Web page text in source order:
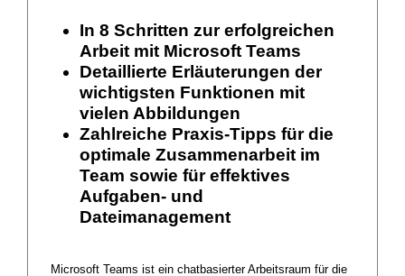
In 8 Schritten zur erfolgreichen
Arbeit mit Microsoft Teams
Detaillierte Erläuterungen der
wichtigsten Funktionen mit
vielen Abbildungen
Zahlreiche Praxis-Tipps für die
optimale Zusammenarbeit im
Team sowie für effektives
Aufgaben- und
Dateimanagement
Microsoft Teams ist ein chatbasierter Arbeitsraum für die